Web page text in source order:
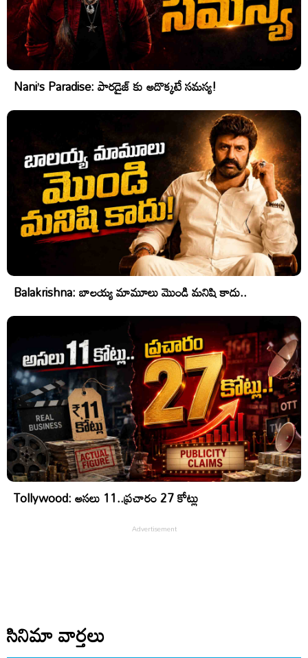
Nani’s Paradise: పారడైజ్ కు అదొక్కటే సమస్య!
Balakrishna: బాలయ్య మామూలు మొండి మనిషి కాదు..
Tollywood: అసలు 11..ప్రచారం 27 కోట్లు
సినిమా వార్తలు